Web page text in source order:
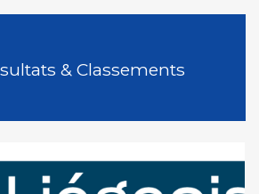
& Classements